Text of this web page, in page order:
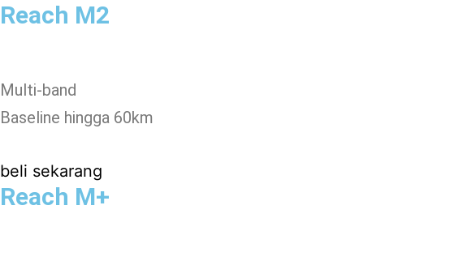
Reach M2
Multi-band
Baseline hingga 60km
beli sekarang
Reach M+